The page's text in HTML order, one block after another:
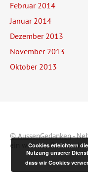
Februar 2014
Januar 2014
Dezember 2013
November 2013
Oktober 2013
© AussenGedanken-
ein weiterer Service der
Cookies erleichtern
Nutzung unserer
dass wir Cookies